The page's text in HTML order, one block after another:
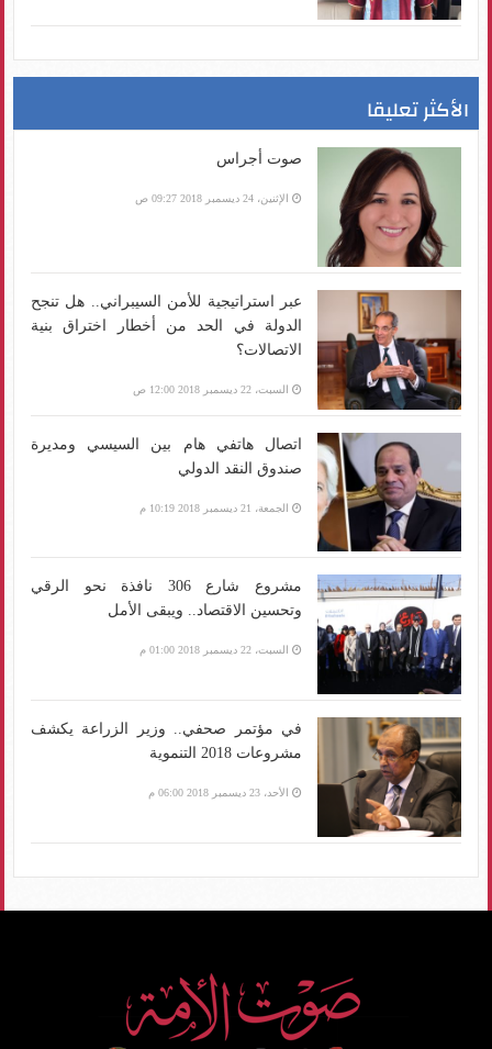
الأكثر تعليقا
صوت أجراس
الإثنين، 24 ديسمبر 2018 09:27 ص
عبر استراتيجية للأمن السيبراني.. هل تنجح
الدولة في الحد من أخطار اختراق بنية
الاتصالات؟
السبت، 22 ديسمبر 2018 12:00 ص
اتصال هاتفي هام بين السيسي ومديرة
صندوق النقد الدولي
الجمعة، 21 ديسمبر 2018 10:19 م
مشروع شارع 306 نافذة نحو الرقي
وتحسين الاقتصاد.. ويبقى الأمل
السبت، 22 ديسمبر 2018 01:00 م
في مؤتمر صحفي.. وزير الزراعة يكشف
مشروعات 2018 التنموية
الأحد، 23 ديسمبر 2018 06:00 م